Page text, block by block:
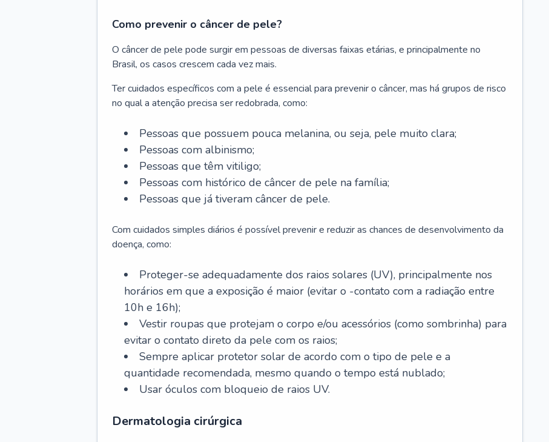
Como prevenir o câncer de pele?
O câncer de pele pode surgir em pessoas de diversas faixas etárias, e principalmente no
Brasil, os casos crescem cada vez mais.
Ter cuidados específicos com a pele é essencial para prevenir o câncer, mas há grupos de risco
no qual a atenção precisa ser redobrada, como:
Pessoas que possuem pouca melanina, ou seja, pele muito clara;
Pessoas com albinismo;
Pessoas que têm vitiligo;
Pessoas com histórico de câncer de pele na família;
Pessoas que já tiveram câncer de pele.
Com cuidados simples diários é possível prevenir e reduzir as chances de desenvolvimento da
doença, como:
Proteger-se adequadamente dos raios solares (UV), principalmente nos
horários em que a exposição é maior (evitar o -contato com a radiação entre
10h e 16h);
Vestir roupas que protejam o corpo e/ou acessórios (como sombrinha) para
evitar o contato direto da pele com os raios;
Sempre aplicar protetor solar de acordo com o tipo de pele e a
quantidade recomendada, mesmo quando o tempo está nublado;
Usar óculos com bloqueio de raios UV.
Dermatologia cirúrgica